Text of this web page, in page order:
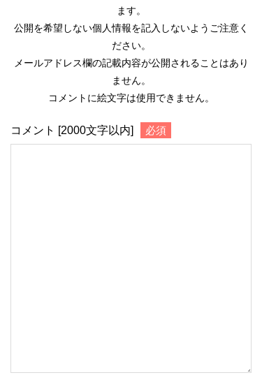
ます。
公開を希望しない個人情報を記入しないようご注意く
ださい。
メールアドレス欄の記載内容が公開されることはあり
ません。
コメントに絵文字は使用できません。
コメント [2000文字以内] 必須